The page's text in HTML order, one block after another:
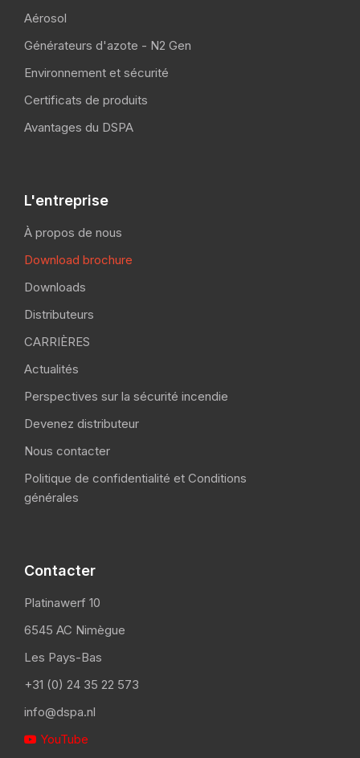
Aérosol
Générateurs d'azote - N2 Gen
Environnement et sécurité
Certificats de produits
Avantages du DSPA
L'entreprise
À propos de nous
Download brochure
Downloads
Distributeurs
CARRIÈRES
Actualités
Perspectives sur la sécurité incendie
Devenez distributeur
Nous contacter
Politique de confidentialité et Conditions
générales
Contacter
Platinawerf 10
6545 AC Nimègue
Les Pays-Bas
+31 (0) 24 35 22 573
info@dspa.nl
 YouTube